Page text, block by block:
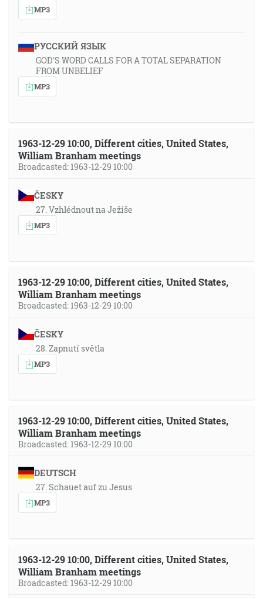
MP3
РУССКИЙ ЯЗЫК
GOD'S WORD CALLS FOR A TOTAL SEPARATION
FROM UNBELIEF
MP3
1963-12-29 10:00, Different cities, United States,
William Branham meetings
Broadcasted: 1963-12-29 10:00
ČESKY
27. Vzhlédnout na Ježíše
MP3
1963-12-29 10:00, Different cities, United States,
William Branham meetings
Broadcasted: 1963-12-29 10:00
ČESKY
28. Zapnutí světla
MP3
1963-12-29 10:00, Different cities, United States,
William Branham meetings
Broadcasted: 1963-12-29 10:00
DEUTSCH
27. Schauet auf zu Jesus
MP3
1963-12-29 10:00, Different cities, United States,
William Branham meetings
Broadcasted: 1963-12-29 10:00